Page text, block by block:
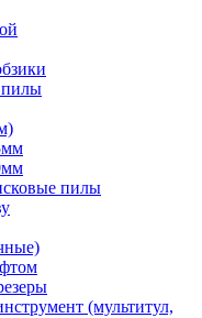
пилы
пилы
(мультитул,